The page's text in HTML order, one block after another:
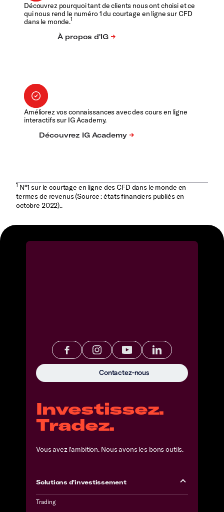
Découvrez pourquoi tant de clients nous ont choisi et ce
qui nous rend le numéro 1 du courtage en ligne sur CFD
dans le monde.1
Améliorez vos connaissances avec des cours en ligne
interactifs sur IG Academy.
1N°1 sur le courtage en ligne des CFD dans le monde en
termes de revenus (Source : états financiers publiés en
octobre 2022)..
Investissez.
Tradez.
Vous avez l'ambition. Nous avons les bons outils.
Solutions d'investissement
Trading